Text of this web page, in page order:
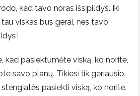
kad tavo noras išsipildys. Iki
viskas bus gerai, nes tavo
kad pasiektumėte viską, ko norite,
savo planų. Tikiesi tik geriausio.
pasiekti viską, ko norite.